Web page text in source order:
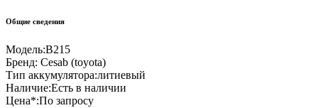
Общие сведения
Модель:B215
Бренд: Cesab (toyota)
Тип аккумулятора:литиевый
Наличие:Есть в наличии
Цена*:По запросу